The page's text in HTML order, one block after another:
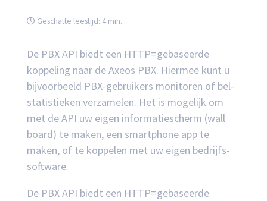
Geschatte leestijd: 4 min.
De PBX API biedt een HTTP=gebaseerde
koppeling naar de Axeos PBX. Hiermee kunt u
bijvoorbeeld PBX-gebruikers monitoren of bel-
statistieken verzamelen. Het is mogelijk om
met de API uw eigen informatiescherm (wall
board) te maken, een smartphone app te
maken, of te koppelen met uw eigen bedrijfs-
software.
De PBX API biedt een HTTP=gebaseerde